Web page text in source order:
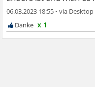
06.03.2023 18:55 •
x 1